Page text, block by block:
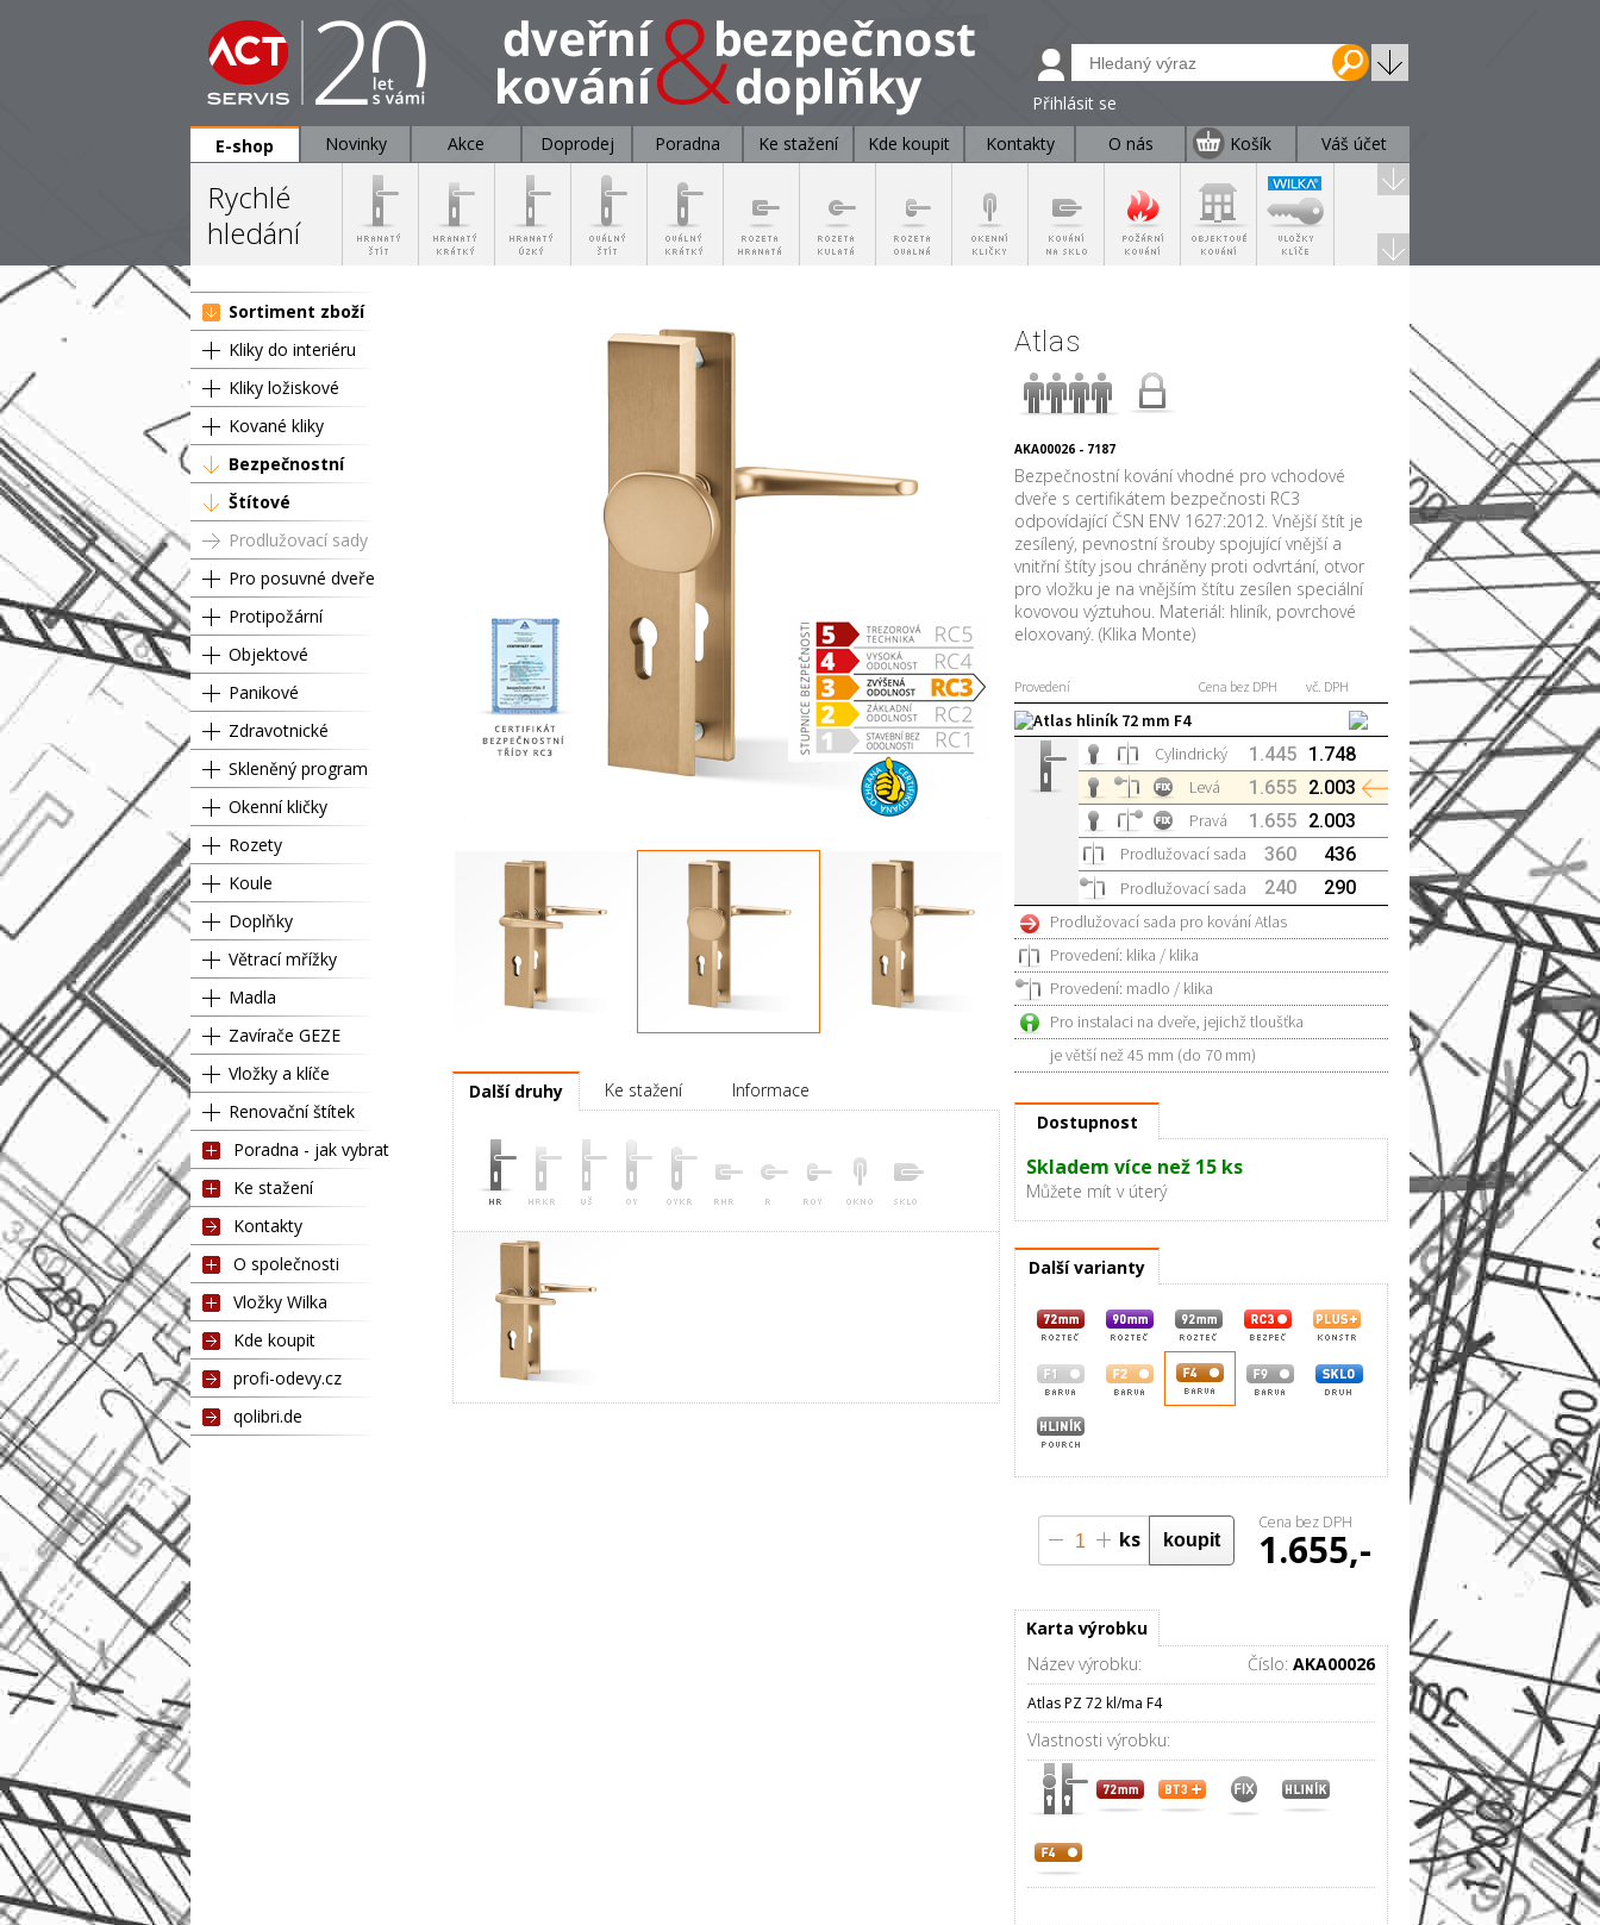
Přihlásit se
E-shop
Novinky Akce Doprodej Poradna Ke stažení Kde koupit Kontakty O nás Košík Váš účet
Rychlé
hledání
Sortiment zboží
Kliky do interiéru
Kliky ložiskové
Kované kliky
Bezpečnostní
Štítové
Prodlužovací sady
Pro posuvné dveře
Protipožární
Objektové
Panikové
Zdravotnické
Skleněný program
Okenní kličky
Rozety
Koule
Doplňky
Větrací mřížky
Madla
Zavírače GEZE
Vložky a klíče
Renovační štítek
Poradna - jak vybrat
Ke stažení
Kontakty
O společnosti
Vložky Wilka
Kde koupit
profi-odevy.cz
qolibri.de
Atlas
AKA00026 - 7187
Bezpečnostní kování vhodné pro vchodové
dveře s certifikátem bezpečnosti RC3
odpovídající ČSN ENV 1627:2012. Vnější štít je
zesílený, pevnostní šrouby spojující vnější a
vnitřní štíty jsou chráněny proti odvrtání, otvor
pro vložku je na vnějším štítu zesílen speciální
kovovou výztuhou. Materiál: hliník, povrchové
eloxovaný. (Klika Monte)
Provedení Cena bez DPH vč. DPH
Atlas hliník 72 mm F4
Cylindrický
1.445 1.748
Levá 1.655 2.003
Pravá 1.655 2.003
Prodlužovací sada 360 436
Prodlužovací sada 240 290
Prodlužovací sada pro kování Atlas
Provedení: klika / klika
Provedení: madlo / klika
Pro instalaci na dveře, jejichž tloušťka
je větší než 45 mm (do 70 mm)
Dostupnost
Skladem více než 15 ks
Můžete mít v úterý
Další varianty
ks
Cena bez DPH
1.655,-
Karta výrobku
Název výrobku: Číslo: AKA00026
Atlas PZ 72 kl/ma F4
Vlastnosti výrobku:
Další druhy Ke stažení Informace